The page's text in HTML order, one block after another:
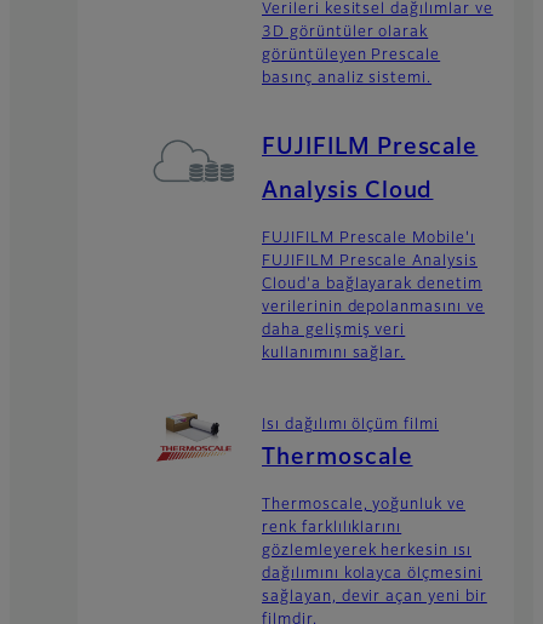
Verileri kesitsel dağılımlar ve
3D görüntüler olarak
görüntüleyen Prescale
basınç analiz sistemi.
FUJIFILM Prescale
Analysis Cloud
FUJIFILM Prescale Mobile'ı
FUJIFILM Prescale Analysis
Cloud'a bağlayarak denetim
verilerinin depolanmasını ve
daha gelişmiş veri
kullanımını sağlar.
Isı dağılımı ölçüm filmi
Thermoscale
Thermoscale, yoğunluk ve
renk farklılıklarını
gözlemleyerek herkesin ısı
dağılımını kolayca ölçmesini
sağlayan, devir açan yeni bir
filmdir.